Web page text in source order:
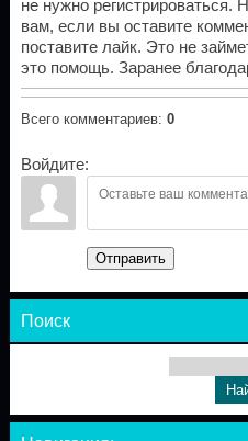
не нужно
вам, если вы оставите
поставите лайк. Это не
это помощь. Заранее
Всего комментариев: 0
Войдите:
Отправить
Поиск